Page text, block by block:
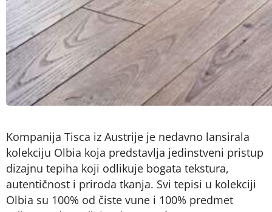
Kompanija Tisca iz Austrije je nedavno lansirala
kolekciju Olbia koja predstavlja jedinstveni pristup
dizajnu tepiha koji odlikuje bogata tekstura,
autentičnost i priroda tkanja. Svi tepisi u kolekciji
Olbia su 100% od čiste vune i 100% predmet